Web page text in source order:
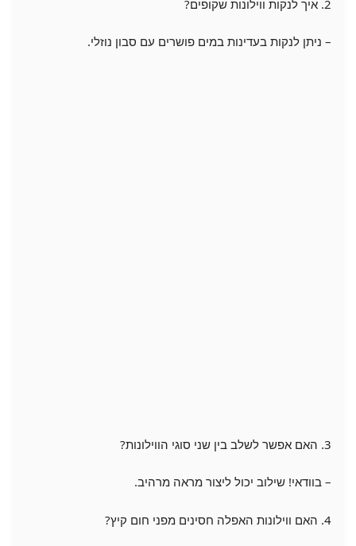
2. איך לנקות ווילונות שקופים?
– ניתן לנקות בעדינות במים פושרים עם סבון נוזלי.
3. האם אפשר לשלב בין שני סוגי הווילונות?
– בוודאי! שילוב יכול ליצור מראה מרהיב.
4. האם ווילונות האפלה חסינים מפני חום קיץ?